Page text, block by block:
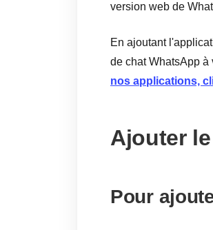
version web de
En ajoutant
de chat WhatsApp à
nos applications,
Ajouter
Pour